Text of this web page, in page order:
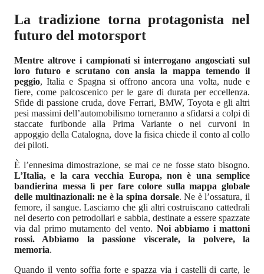
La tradizione torna protagonista nel
futuro del motorsport
Mentre altrove i campionati si interrogano angosciati sul
loro futuro e scrutano con ansia la mappa temendo il
peggio, Italia e Spagna si offrono ancora una volta, nude e
fiere, come palcoscenico per le gare di durata per eccellenza.
Sfide di passione cruda, dove Ferrari, BMW, Toyota e gli altri
pesi massimi dell’automobilismo torneranno a sfidarsi a colpi di
staccate furibonde alla Prima Variante o nei curvoni in
appoggio della Catalogna, dove la fisica chiede il conto al collo
dei piloti.
È l’ennesima dimostrazione, se mai ce ne fosse stato bisogno.
L’Italia, e la cara vecchia Europa, non è una semplice
bandierina messa lì per fare colore sulla mappa globale
delle multinazionali: ne è la spina dorsale. Ne è l’ossatura, il
femore, il sangue. Lasciamo che gli altri costruiscano cattedrali
nel deserto con petrodollari e sabbia, destinate a essere spazzate
via dal primo mutamento del vento. Noi abbiamo i mattoni
rossi. Abbiamo la passione viscerale, la polvere, la
memoria.
Quando il vento soffia forte e spazza via i castelli di carte, le